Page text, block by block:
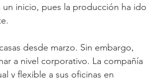
inicio, pues la producción ha ido
desde marzo. Sin embargo,
a nivel corporativo. La compañía
y flexible a sus oficinas en